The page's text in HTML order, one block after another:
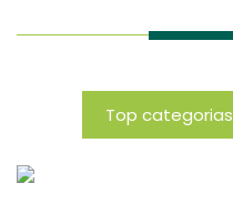
Top categorias